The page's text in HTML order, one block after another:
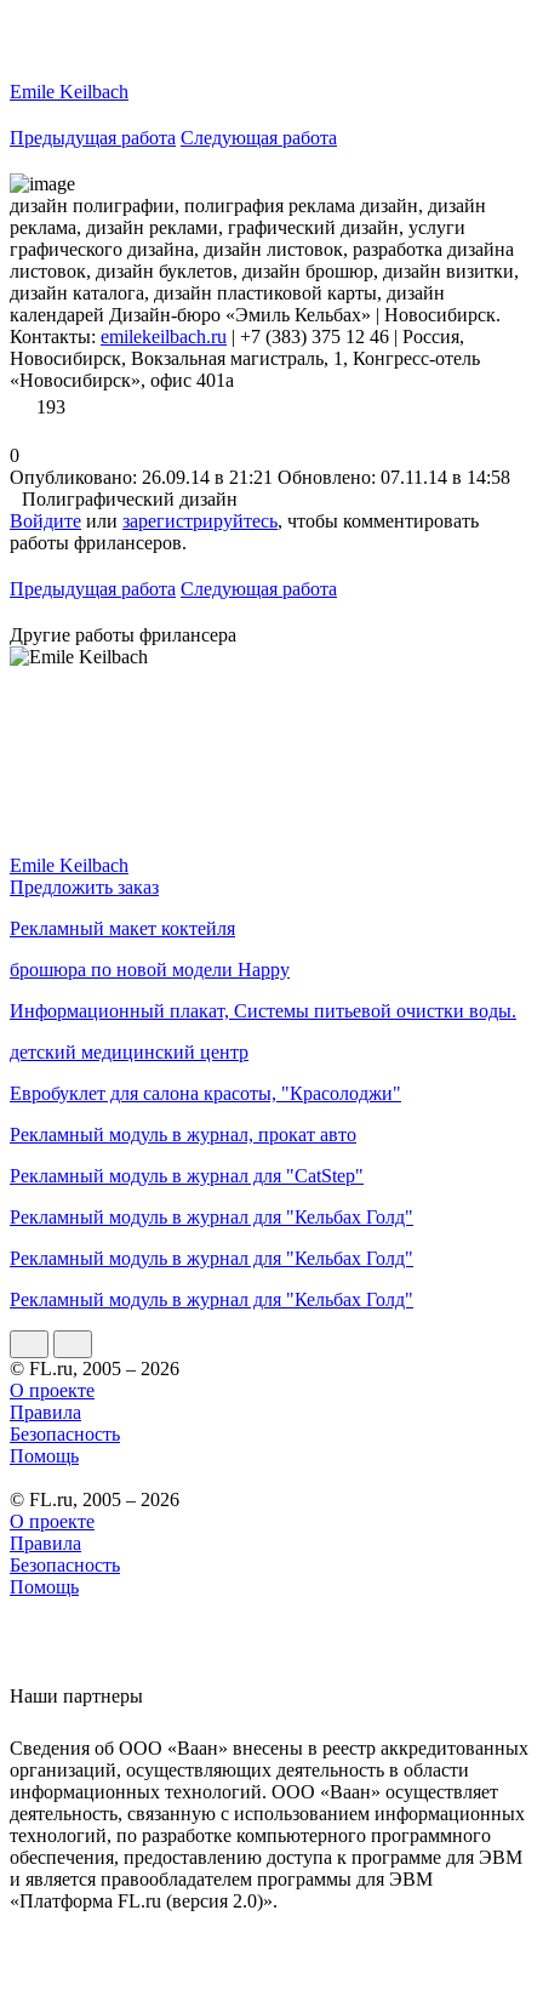
Emile Keilbach
Предыдущая работа Следующая работа
дизайн полиграфии, полиграфия реклама дизайн, дизайн
реклама, дизайн реклами, графический дизайн, услуги
графического дизайна, дизайн листовок, разработка дизайна
листовок, дизайн буклетов, дизайн брошюр, дизайн визитки,
дизайн каталога, дизайн пластиковой карты, дизайн
календарей Дизайн-бюро «Эмиль Кельбах» | Новосибирск.
Контакты: emilekeilbach.ru | +7 (383) 375 12 46 | Россия,
Новосибирск, Вокзальная магистраль, 1, Конгресс-отель
«Новосибирск», офис 401а
193
0
Опубликовано: 26.09.14 в 21:21 Обновлено: 07.11.14 в 14:58
Полиграфический дизайн
Войдите или зарегистрируйтесь, чтобы комментировать
работы фрилансеров.
Предыдущая работа Следующая работа
Другие работы фрилансера
Emile Keilbach
Предложить заказ
Рекламный макет коктейля
брошюра по новой модели Happy
Информационный плакат, Системы питьевой очистки воды.
детский медицинский центр
Евробуклет для салона красоты, "Красолоджи"
Рекламный модуль в журнал, прокат авто
Рекламный модуль в журнал для "CatStep"
Рекламный модуль в журнал для "Кельбах Голд"
Рекламный модуль в журнал для "Кельбах Голд"
Рекламный модуль в журнал для "Кельбах Голд"
© FL.ru, 2005 – 2026
О проекте
Правила
Безопасность
Помощь
© FL.ru, 2005 – 2026
О проекте
Правила
Безопасность
Помощь
Наши партнеры
Сведения об ООО «Ваан» внесены в реестр аккредитованных
организаций, осуществляющих деятельность в области
информационных технологий. ООО «Ваан» осуществляет
деятельность, связанную с использованием информационных
технологий, по разработке компьютерного программного
обеспечения, предоставлению доступа к программе для ЭВМ
и является правообладателем программы для ЭВМ
«Платформа FL.ru (версия 2.0)».